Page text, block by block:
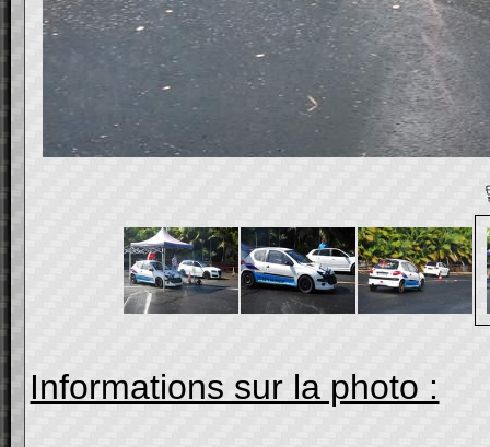
Informations sur la photo :